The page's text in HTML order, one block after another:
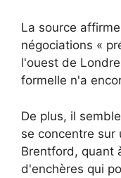
La source
négociations «
l'ouest de
formelle n'a
De plus, il
se concentre sur
Brentford, quant
d'enchères qui